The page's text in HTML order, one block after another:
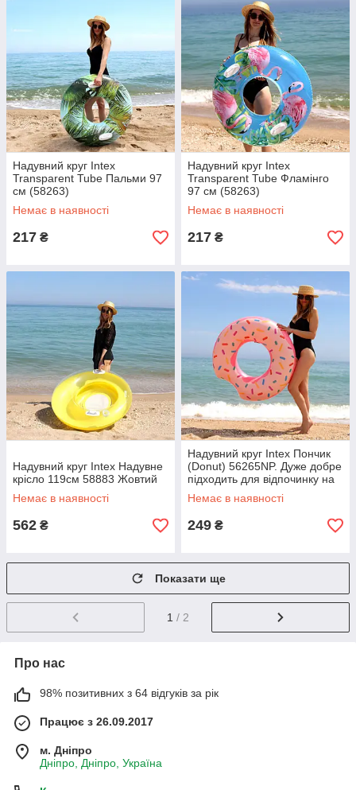
Надувний круг Intex
Transparent Tube Пальми 97
см (58263)
Немає в наявності
217 ₴
Надувний круг Intex
Transparent Tube Фламінго
97 см (58263)
Немає в наявності
217 ₴
Надувний круг Intex Надувне
крісло 119см 58883 Жовтий
Немає в наявності
562 ₴
Надувний круг Intex Пончик
(Donut) 56265NP. Дуже добре
підходить для відпочинку на
морі, в басейні
Немає в наявності
249 ₴
Показати ще
1 / 2
Про нас
98% позитивних з 64 відгуків за рік
Працює з 26.09.2017
м. Дніпро
Дніпро, Дніпро, Україна